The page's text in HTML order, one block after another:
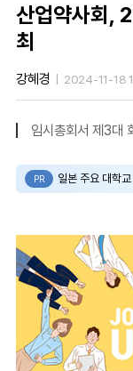
산업약사회,
최
강혜경 2024-11-18
임시총회서 제3대
PR 일본 주요 대학